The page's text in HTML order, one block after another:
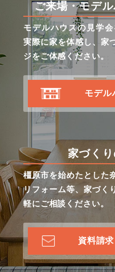
ご来場・モデ
モデルハウスの見学会
実際に家を体感し、家
ジをご体感ください。
モデル
家づく
橿原市を始めたとした
リフォーム等、家づく
軽にご相談ください。
資料請